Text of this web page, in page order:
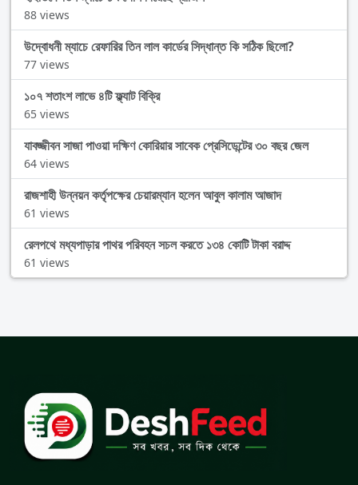
88 views
উদ্বোধনী ম্যাচে রেফারির তিন লাল কার্ডের সিদ্ধান্ত কি সঠিক ছিলো?
77 views
১০৭ শতাংশ লাভে ৪টি ফ্ল্যাট বিক্রি
65 views
যাবজ্জীবন সাজা পাওয়া দক্ষিণ কোরিয়ার সাবেক প্রেসিডেন্টের ৩০ বছর জেল
64 views
রাজশাহী উন্নয়ন কর্তৃপক্ষের চেয়ারম্যান হলেন আবুল কালাম আজাদ
61 views
রেলপথে মধ্যপাড়ার পাথর পরিবহন সচল করতে ১৩৪ কোটি টাকা বরাদ্দ
61 views